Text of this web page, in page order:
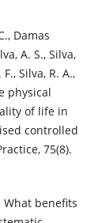
Damas
A. S., Silva,
Silva, R. A.,
physical
of life in
controlled
75(8).
What benefits